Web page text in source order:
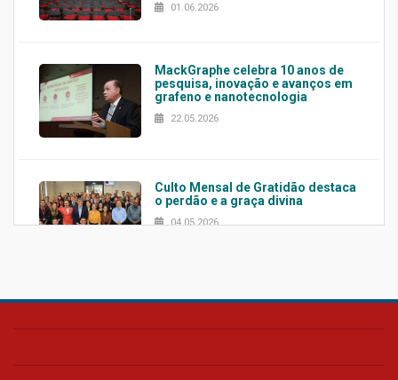
01.06.2026
MackGraphe celebra 10 anos de
pesquisa, inovação e avanços em
grafeno e nanotecnologia
22.05.2026
Culto Mensal de Gratidão destaca
o perdão e a graça divina
04.05.2026
Confira como foi o culto mensal